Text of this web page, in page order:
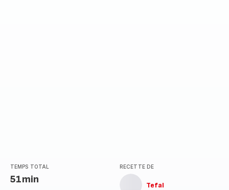
TEMPS TOTAL
51min
RECETTE DE
Tefal